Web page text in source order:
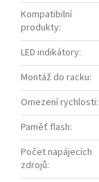
Kompatibilní
produkty:
LED indikátory:
Montáž do racku:
Omezení rychlosti:
Paměť flash:
Počet napájecích
zdrojů: